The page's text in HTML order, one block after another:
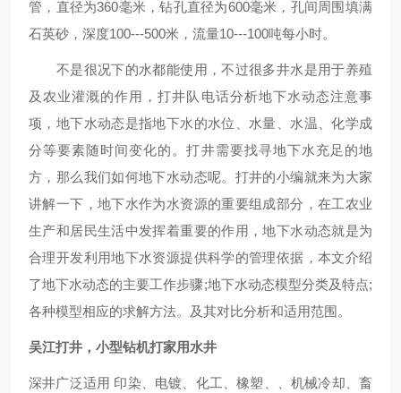
管，直径为360毫米，钻孔直径为600毫米，孔间周围填满
石英砂，深度100---500米，流量10---100吨每小时。
不是很况下的水都能使用，不过很多井水是用于养殖
及农业灌溉的作用，打井队电话分析地下水动态注意事
项，地下水动态是指地下水的水位、水量、水温、化学成
分等要素随时间变化的。打井需要找寻地下水充足的地
方，那么我们如何地下水动态呢。打井的小编就来为大家
讲解一下，地下水作为水资源的重要组成部分，在工农业
生产和居民生活中发挥着重要的作用，地下水动态就是为
合理开发利用地下水资源提供科学的管理依据，本文介绍
了地下水动态的主要工作步骤;地下水动态模型分类及特点;
各种模型相应的求解方法。及其对比分析和适用范围。
吴江打井，小型钻机打家用水井
深井广泛适用 印染、电镀、化工、橡塑、、机械冷却、畜